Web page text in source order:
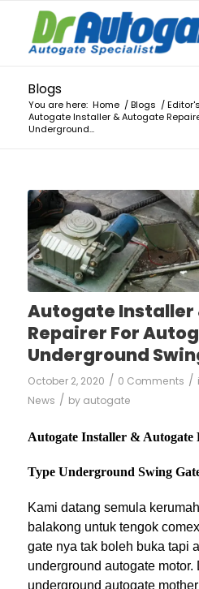
Blogs
You are here: Home / Blogs /
Autogate Installer & Autogate
Underground...
Autogate Installer
Repairer For
Underground
October 2, 2020 / 0 Comments /
News / by autogate
Autogate Installer & Autogate
Type Underground Swing
Kami datang semula
balakong untuk tengok
gate nya tak boleh buka tapi
underground autogate motor.
underground autogate